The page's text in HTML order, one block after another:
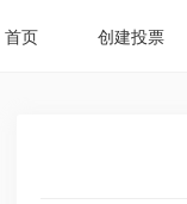
首页 创建投票